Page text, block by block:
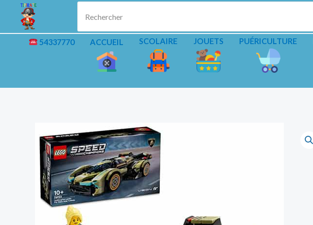
contenu
54337770 ACCUEIL SCOLAIRE JOUETS PUÉRICULTURE